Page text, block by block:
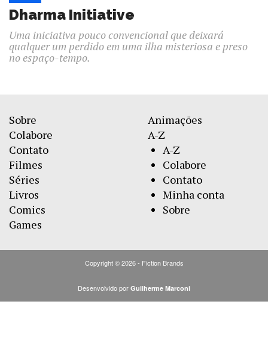
Dharma Initiative
Uma iniciativa pouco convencional que deixará
qualquer um perdido em uma ilha misteriosa e preso
no espaço-tempo.
Sobre
Colabore
Contato
Filmes
Séries
Livros
Comics
Games
Animações
A-Z
A-Z
Colabore
Contato
Minha conta
Sobre
Copyright © 2026 - Fiction Brands
Desenvolvido por Guilherme Marconi